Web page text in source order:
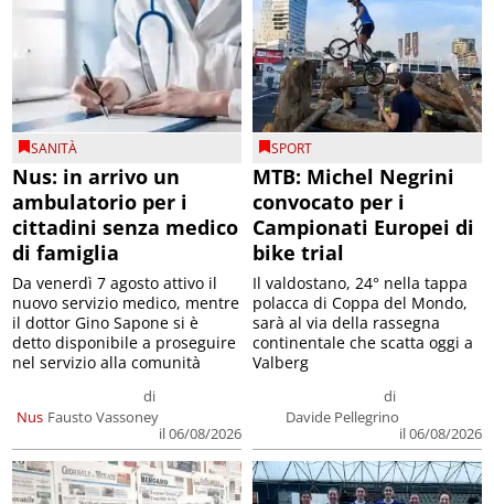
SANITÀ
Nus: in arrivo un
ambulatorio per i
cittadini senza medico
di famiglia
Nus
di
Fausto Vassoney
il 06/08/2026
Da venerdì 7 agosto attivo il
nuovo servizio medico, mentre
il dottor Gino Sapone si è
detto disponibile a proseguire
nel servizio alla comunità
SPORT
MTB: Michel Negrini
convocato per i
Campionati Europei di
bike trial
di
Davide Pellegrino
il 06/08/2026
Il valdostano, 24° nella tappa
polacca di Coppa del Mondo,
sarà al via della rassegna
continentale che scatta oggi a
Valberg